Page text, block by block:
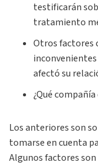
testificarán
tratamiento
Otros factores
afectó su
¿Qué
Los anteriores son
tomarse en cuenta
Algunos factores